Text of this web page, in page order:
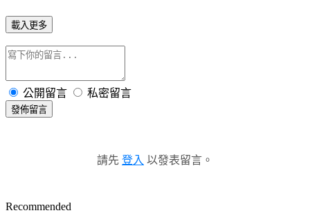
載入更多
公開留言 私密留言
發佈留言
請先 登入 以發表留言。
Recommended